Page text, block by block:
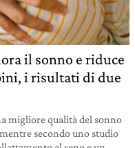
il sonno e riduce
i risultati di due
migliore qualità del sonno
secondo uno studio